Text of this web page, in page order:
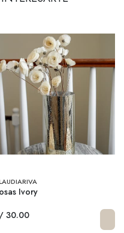
Ivory
30.00